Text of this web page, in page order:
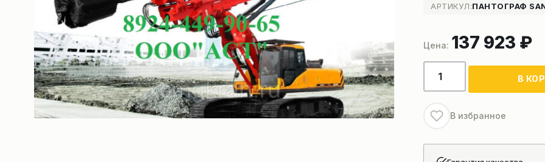
АРТИКУЛ:ПАНТОГРАФ
137 923 ₽
Количество
товара
буровой
установки
SANY
В
В избранное